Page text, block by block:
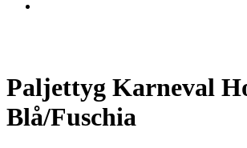
Paljettyg Karneval
Blå/Fuschia